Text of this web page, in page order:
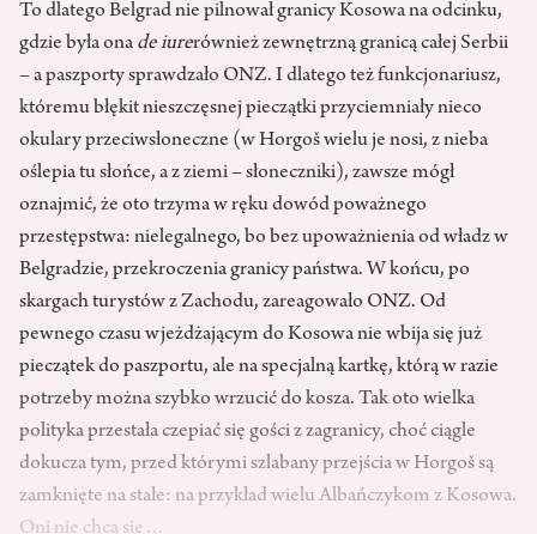
To dlatego Belgrad nie pilnował granicy Kosowa na odcinku,
gdzie była ona de iurerównież zewnętrzną granicą całej Serbii
– a paszporty sprawdzało ONZ. I dlatego też funkcjonariusz,
któremu błękit nieszczęsnej pieczątki przyciemniały nieco
okulary przeciwsłoneczne (w Horgoš wielu je nosi, z nieba
oślepia tu słońce, a z ziemi – słoneczniki), zawsze mógł
oznajmić, że oto trzyma w ręku dowód poważnego
przestępstwa: nielegalnego, bo bez upoważnienia od władz w
Belgradzie, przekroczenia granicy państwa. W końcu, po
skargach turystów z Zachodu, zareagowało ONZ. Od
pewnego czasu wjeżdżającym do Kosowa nie wbija się już
pieczątek do paszportu, ale na specjalną kartkę, którą w razie
potrzeby można szybko wrzucić do kosza. Tak oto wielka
polityka przestała czepiać się gości z zagranicy, choć ciągle
dokucza tym, przed którymi szlabany przejścia w Horgoš są
zamknięte na stałe: na przykład wielu Albańczykom z Kosowa.
Oni nie chcą się…